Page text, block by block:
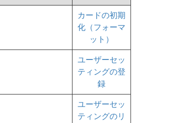
カードの初期
化（フォーマ
ット）
ユーザーセッ
ティングの登
録
ユーザーセッ
ティングのリ